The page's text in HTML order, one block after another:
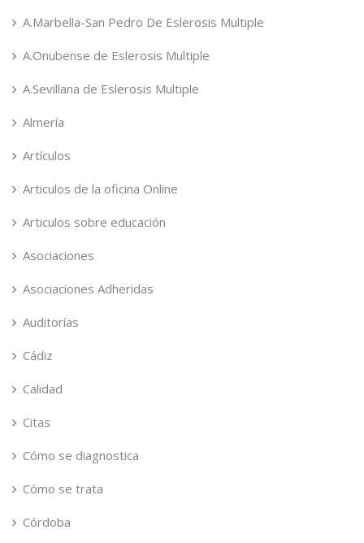
A.Marbella-San Pedro De Eslerosis Multiple
A.Onubense de Eslerosis Multiple
A.Sevillana de Eslerosis Multiple
Almería
Artículos
Articulos de la oficina Online
Articulos sobre educación
Asociaciones
Asociaciones Adheridas
Auditorías
Cádiz
Calidad
Citas
Cómo se diagnostica
Cómo se trata
Córdoba